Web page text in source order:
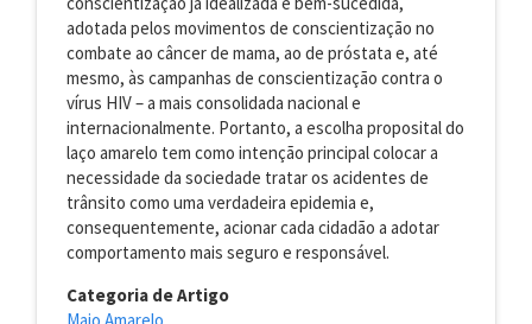
adotada pelos movimentos de conscientização no
combate ao câncer de mama, ao de próstata e, até
mesmo, às campanhas de conscientização contra o
vírus HIV – a mais consolidada nacional e
internacionalmente. Portanto, a escolha proposital do
laço amarelo tem como intenção principal colocar a
necessidade da sociedade tratar os acidentes de
trânsito como uma verdadeira epidemia e,
consequentemente, acionar cada cidadão a adotar
comportamento mais seguro e responsável.
Categoria de Artigo
Maio Amarelo